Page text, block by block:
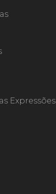
Expressões